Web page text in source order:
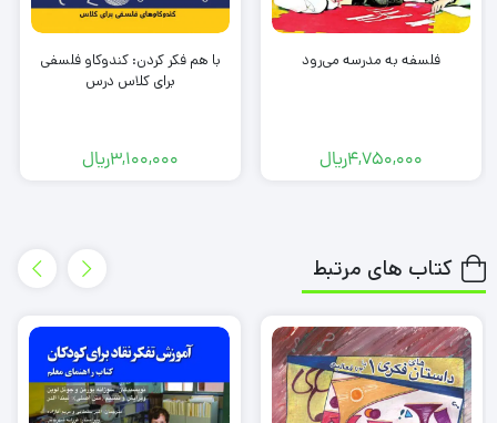
Wendy Turgeon, Marilyn J. Williams
copyright ©2008
فلسفه به مدرسه می‌رود
4,750,000ریال
با هم فکر کردن: کندوکاو فلسفی
برای کلاس درس
3,100,000ریال
کتاب های مرتبط